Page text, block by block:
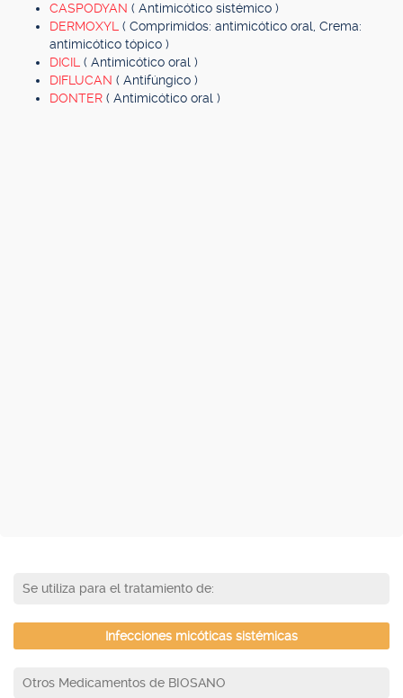
CASPODYAN ( Antimicótico sistémico )
DERMOXYL ( Comprimidos: antimicótico oral, Crema:
antimicótico tópico )
DICIL ( Antimicótico oral )
DIFLUCAN ( Antifúngico )
DONTER ( Antimicótico oral )
Se utiliza para el tratamiento de:
Infecciones micóticas sistémicas
Otros Medicamentos de BIOSANO